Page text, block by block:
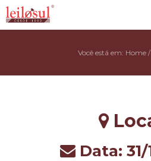
Você está em: Home /
Data: